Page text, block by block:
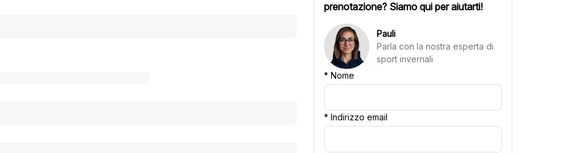
prenotazione? Siamo qui per aiutarti!
Pauli
Parla con la nostra esperta di
sport invernali
*Nome
*Indirizzo email